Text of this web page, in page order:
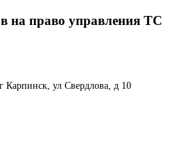
на право управления ТС
Карпинск, ул Свердлова, д 10